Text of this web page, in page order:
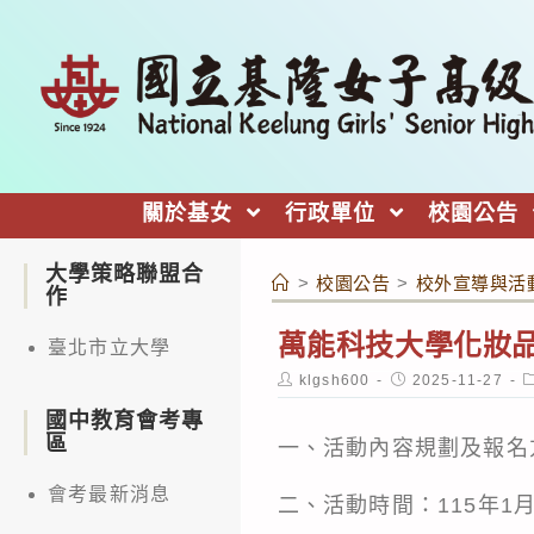
關於基女 行政單位 校園公告
> 校園公告 > 校外宣導與活
萬能科技大學化妝
Post
author:
klgsh600
Post
published:
2025-11-27
一、活動內容規劃及報名
二、活動時間：115年1
大學策略聯盟合
作
臺北市立大學
國中教育會考專
區
會考最新消息